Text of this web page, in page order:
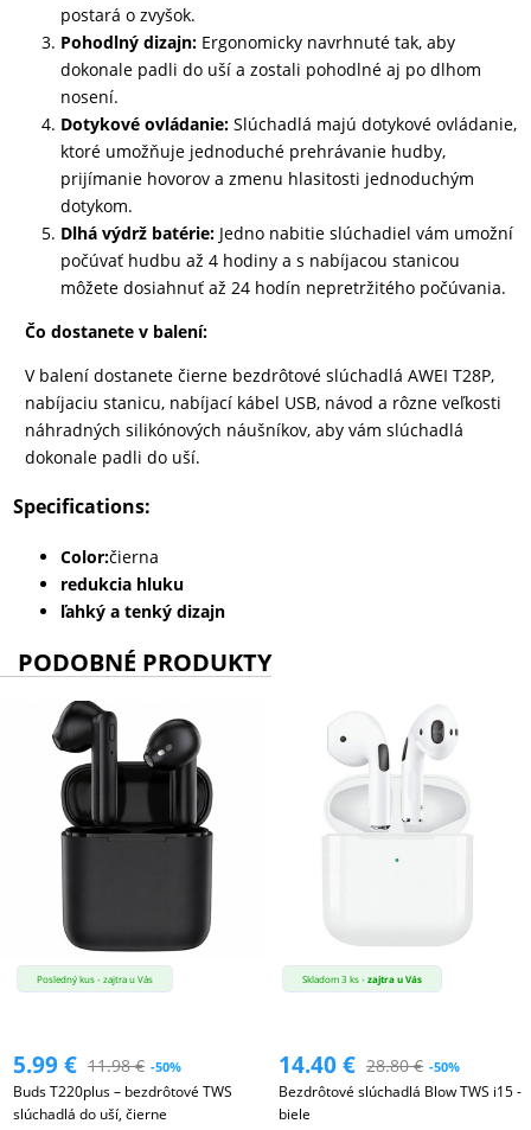
postará o zvyšok.
Pohodlný dizajn: Ergonomicky navrhnuté tak, aby
dokonale padli do uší a zostali pohodlné aj po dlhom
nosení.
Dotykové ovládanie: Slúchadlá majú dotykové ovládanie,
ktoré umožňuje jednoduché prehrávanie hudby,
prijímanie hovorov a zmenu hlasitosti jednoduchým
dotykom.
Dlhá výdrž batérie: Jedno nabitie slúchadiel vám umožní
počúvať hudbu až 4 hodiny a s nabíjacou stanicou
môžete dosiahnuť až 24 hodín nepretržitého počúvania.
Čo dostanete v balení:
V balení dostanete čierne bezdrôtové slúchadlá AWEI T28P,
nabíjaciu stanicu, nabíjací kábel USB, návod a rôzne veľkosti
náhradných silikónových náušníkov, aby vám slúchadlá
dokonale padli do uší.
Specifications:
Color:čierna
redukcia hluku
ľahký a tenký dizajn
PODOBNÉ PRODUKTY
Posledný kus - zajtra u Vás
5.99€ 11.98€ -50%
Buds T220plus – bezdrôtové TWS
slúchadlá do uší, čierne
Skladom 3 ks -zajtra u Vás
14.40€ 28.80€ -50%
Bezdrôtové slúchadlá Blow TWS i15 -
biele